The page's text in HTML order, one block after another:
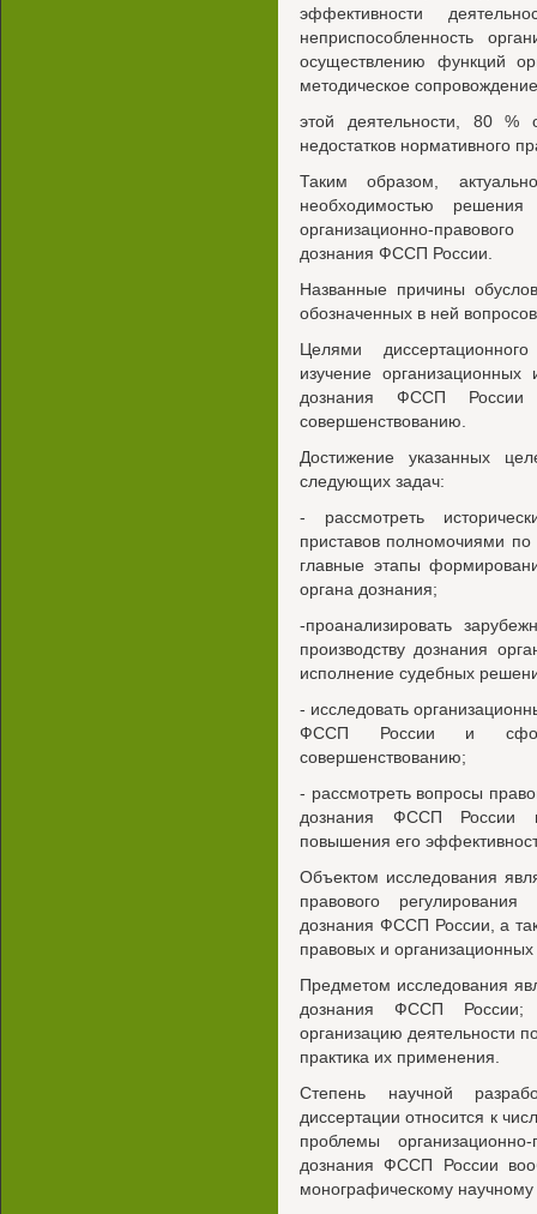
эффективности
неприспособленность
осуществлению функций
методическое сопровождение
этой деятельности, 80 %
недостатков нормативного
Таким образом,
необходимостью
организационно-
дознания ФССП России.
Названные причины
обозначенных в ней
Целями
изучение
дознания ФССП
совершенствованию.
Достижение указанных
следующих задач:
- рассмотреть
приставов полномочиями по
главные этапы
органа дознания;
-проанализировать
производству дознания
исполнение судебных
- исследовать
ФССП России и
совершенствованию;
- рассмотреть вопросы
дознания ФССП России
повышения его
Объектом исследования
правового
дознания ФССП России, а
правовых и
Предметом исследования
дознания ФССП России;
организацию деятельности
практика их применения.
Степень научной
диссертации относится к
проблемы
дознания ФССП России
монографическому